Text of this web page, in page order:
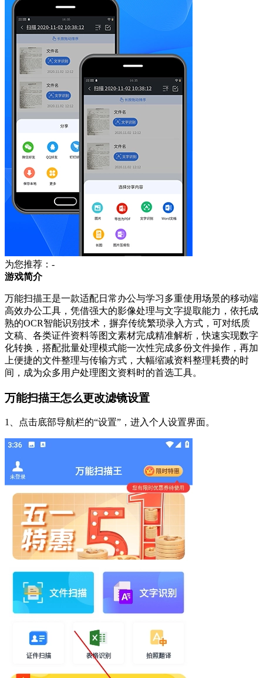
为您推荐：-
游戏简介
万能扫描王是一款适配日常办公与学习多重使用场景的移动端
高效办公工具，凭借强大的影像处理与文字提取能力，依托成
熟的OCR智能识别技术，摒弃传统繁琐录入方式，可对纸质
文稿、各类证件资料等图文素材完成精准解析，快速实现数字
化转换，搭配批量处理模式能一次性完成多份文件操作，再加
上便捷的文件整理与传输方式，大幅缩减资料整理耗费的时
间，成为众多用户处理图文资料时的首选工具。
万能扫描王怎么更改滤镜设置
1、点击底部导航栏的“设置”，进入个人设置界面。